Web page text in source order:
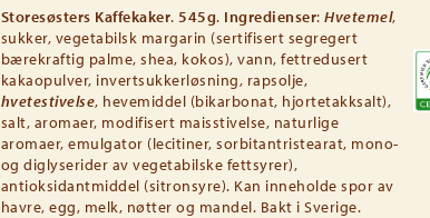
Storesøsters Kaffekaker.545g. Ingredienser:Hvetemel,
sukker, vegetabilsk margarin (sertifisert segregert
bærekraftig palme, shea, kokos), vann, fettredusert
kakaopulver, invertsukkerløsning, rapsolje,
hvetestivelse, hevemiddel (bikarbonat, hjortetakksalt),
salt, aromaer, modifisert maisstivelse, naturlige
aromaer, emulgator (lecitiner, sorbitantristearat, mono-
og diglyserider av vegetabilske fettsyrer),
antioksidantmiddel (sitronsyre). Kan inneholde spor av
havre, egg, melk, nøtter og mandel. Bakt i Sverige.